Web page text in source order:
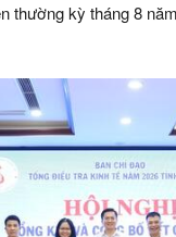
thường kỳ tháng 8